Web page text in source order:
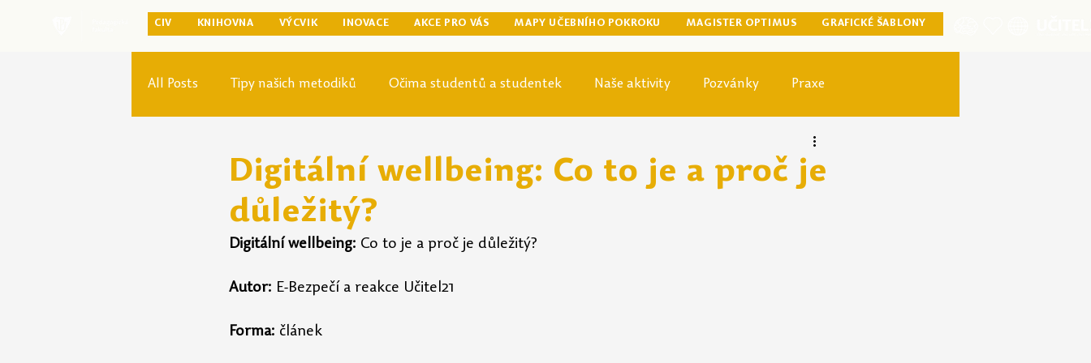
CIV KNIHOVNA VÝCVIK INOVACE AKCE PRO VÁS MAPY UČEBNÍHO POKROKU MAGISTER OPTIMUS GRAFICKÉ ŠABLONY
All Posts Tipy našich metodiků Očima studentů a studentek Naše aktivity Pozvánky Praxe
Digitální wellbeing: Co to je a proč je
důležitý?
Digitální wellbeing: Co to je a proč je důležitý?
Autor: E-Bezpečí a reakce Učitel21
Forma: článek